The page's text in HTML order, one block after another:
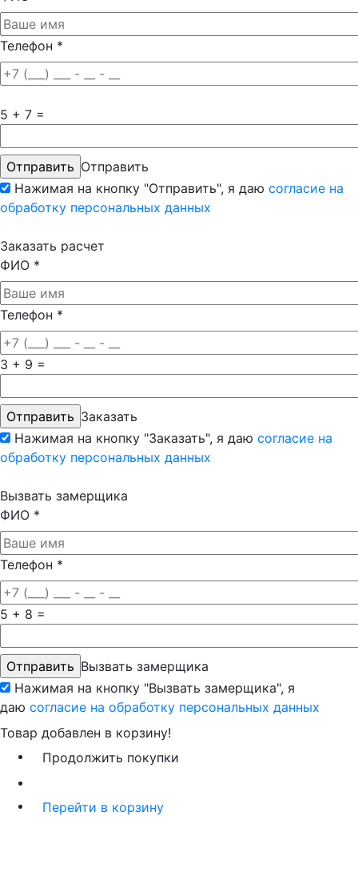
Телефон *
5 + 7 =
Отправить
Нажимая на кнопку "Отправить", я даю согласие на
обработку персональных данных
Заказать расчет
ФИО *
Телефон *
3 + 9 =
Заказать
Нажимая на кнопку "Заказать", я даю согласие на
обработку персональных данных
Вызвать замерщика
ФИО *
Телефон *
5 + 8 =
Вызвать замерщика
Нажимая на кнопку "Вызвать замерщика", я
даю согласие на обработку персональных данных
Товар добавлен в корзину!
Продолжить покупки
Перейти в корзину